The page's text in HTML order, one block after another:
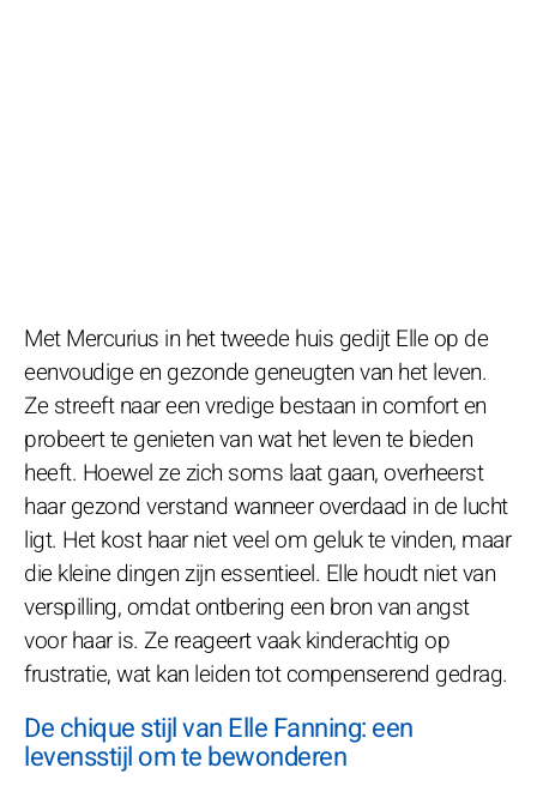
Met Mercurius in het tweede huis gedijt Elle op de
eenvoudige en gezonde geneugten van het leven.
Ze streeft naar een vredige bestaan in comfort en
probeert te genieten van wat het leven te bieden
heeft. Hoewel ze zich soms laat gaan, overheerst
haar gezond verstand wanneer overdaad in de lucht
ligt. Het kost haar niet veel om geluk te vinden, maar
die kleine dingen zijn essentieel. Elle houdt niet van
verspilling, omdat ontbering een bron van angst
voor haar is. Ze reageert vaak kinderachtig op
frustratie, wat kan leiden tot compenserend gedrag.
De chique stijl van Elle Fanning: een
levensstijl om te bewonderen